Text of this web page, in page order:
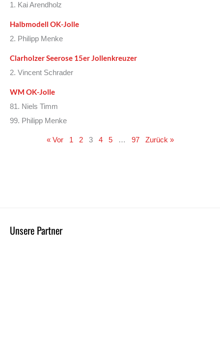
1. Kai Arendholz
Halbmodell OK-Jolle
2. Philipp Menke
Clarholzer Seerose 15er Jollenkreuzer
2. Vincent Schrader
WM OK-Jolle
81. Niels Timm
99. Philipp Menke
« Vor 1 2 3 4 5 … 97 Zurück »
Unsere Partner